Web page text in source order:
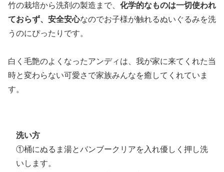
竹の栽培から洗剤の製造まで、 化学的なものは一切使われ
ておらず、安全安心なのでお子様が触れるぬいぐるみを洗
うのにぴったりです。
白く毛艶のよくなったアンディは、我が家に来てくれた当
時と変わらない可愛さで家族みんなを癒してくれていま
す。
洗い方
①桶にぬるま湯とバンブークリアを入れ優しく押し洗
いします。